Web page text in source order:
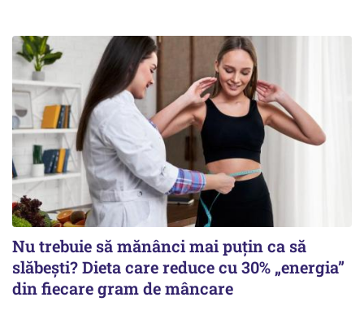
Nu trebuie să mănânci mai puțin ca să
slăbești? Dieta care reduce cu 30% „energia”
din fiecare gram de mâncare